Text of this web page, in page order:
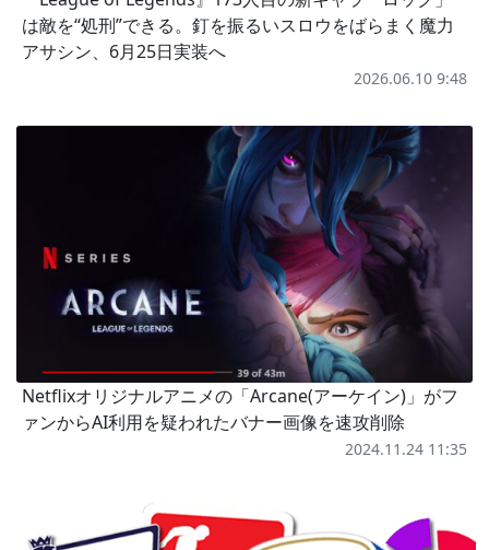
は敵を“処刑”できる。釘を振るいスロウをばらまく魔力
アサシン、6月25日実装へ
2026.06.10 9:48
Netflixオリジナルアニメの「Arcane(アーケイン)」がフ
ァンからAI利用を疑われたバナー画像を速攻削除
2024.11.24 11:35